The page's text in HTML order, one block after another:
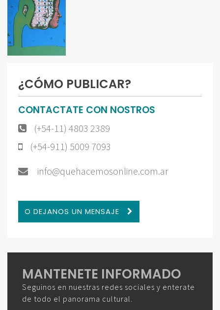
¿CÓMO PUBLICAR?
CONTACTATE CON NOSTROS
(+54-11) 4803 2389
(+54-911) 5009 7093
info@quehacemosonline.com.ar
O DEJANOS UN MENSAJE
MANTENETE INFORMADO
Seguinos en nuestras redes sociales y enterate
de todo el panorama cultural.